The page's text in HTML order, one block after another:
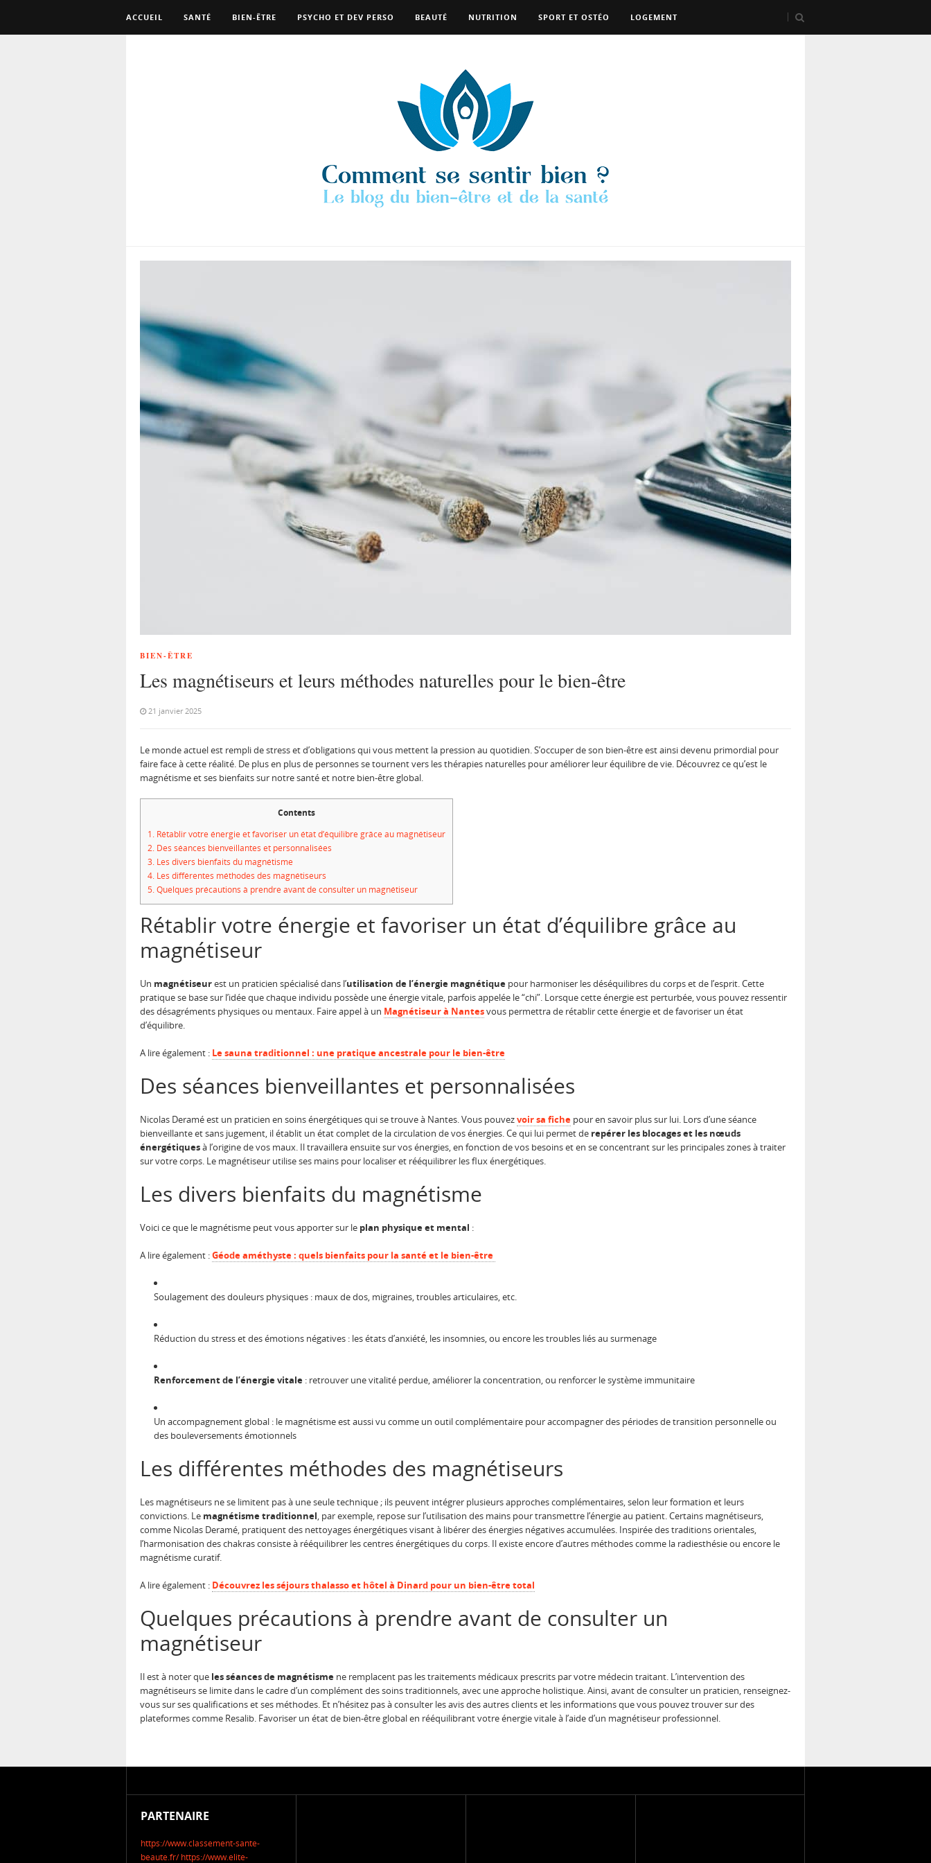
ACCUEIL SANTÉ BIEN-ÊTRE PSYCHO ET DEV PERSO BEAUTÉ NUTRITION SPORT ET OSTÉO LOGEMENT
BIEN-ÊTRE
Les magnétiseurs et leurs méthodes naturelles pour le bien-être
21 janvier 2025
Le monde actuel est rempli de stress et d’obligations qui vous mettent la pression au quotidien. S’occuper de son bien-être est ainsi devenu primordial pour
faire face à cette réalité. De plus en plus de personnes se tournent vers les thérapies naturelles pour améliorer leur équilibre de vie. Découvrez ce qu’est le
magnétisme et ses bienfaits sur notre santé et notre bien-être global.
Contents
1. Rétablir votre énergie et favoriser un état d’équilibre grâce au magnétiseur
2. Des séances bienveillantes et personnalisées
3. Les divers bienfaits du magnétisme
4. Les différentes méthodes des magnétiseurs
5.Quelques précautions à prendre avant de consulter un magnétiseur
Rétablir votre énergie et favoriser un état d’équilibre grâce au
magnétiseur
Un magnétiseurest un praticien spécialisé dans l’utilisation de l’énergie magnétique pour harmoniser les déséquilibres du corps et de l’esprit. Cette
pratique se base sur l’idée que chaque individu possède une énergie vitale, parfois appelée le “chi”. Lorsque cette énergie est perturbée, vous pouvez ressentir
des désagréments physiques ou mentaux. Faire appel à un Magnétiseur à Nantesvous permettra de rétablir cette énergie et de favoriser un état
d’équilibre.
A lire également : Le sauna traditionnel : une pratique ancestrale pour le bien-être
Des séances bienveillantes et personnalisées
Nicolas Deramé est un praticien en soins énergétiques qui se trouve à Nantes. Vous pouvezvoir sa fiche pour en savoir plus sur lui. Lors d’une séance
bienveillante et sans jugement, il établit un état complet de la circulation de vos énergies. Ce qui lui permet de repérer les blocages et les nœuds
énergétiquesà l’origine de vos maux. Il travaillera ensuite sur vos énergies, en fonction de vos besoins et en se concentrant sur les principales zones à traiter
sur votre corps. Le magnétiseur utilise ses mains pour localiser et rééquilibrer les flux énergétiques.
Les divers bienfaits du magnétisme
Voici ce que le magnétisme peut vous apporter sur le plan physique et mental :
A lire également :Géode améthyste : quels bienfaits pour la santé et le bien-être
Soulagement des douleurs physiques : maux de dos, migraines, troubles articulaires, etc.
Réduction du stress et des émotions négatives : les états d’anxiété, les insomnies, ou encore les troubles liés au surmenage
Renforcement de l’énergie vitale : retrouver une vitalité perdue, améliorer la concentration, ou renforcer le système immunitaire
Un accompagnement global : le magnétisme est aussi vu comme un outil complémentaire pour accompagner des périodes de transition personnelle ou
des bouleversements émotionnels
Les différentes méthodes des magnétiseurs
Les magnétiseurs ne se limitent pas à une seule technique ; ils peuvent intégrer plusieurs approches complémentaires, selon leur formation et leurs
convictions. Le magnétisme traditionnel, par exemple, repose sur l’utilisation des mains pour transmettre l’énergie au patient. Certains magnétiseurs,
comme Nicolas Deramé, pratiquent des nettoyages énergétiques visant à libérer des énergies négatives accumulées. Inspirée des traditions orientales,
l’harmonisation des chakras consiste à rééquilibrer les centres énergétiques du corps. Il existe encore d’autres méthodes comme la radiesthésie ou encore le
magnétisme curatif.
A lire également : Découvrez les séjours thalasso et hôtel à Dinard pour un bien-être total
Quelques précautions à prendre avant de consulter un
magnétiseur
Il est à noter que les séances de magnétisme ne remplacent pas les traitements médicaux prescrits par votre médecin traitant. L’intervention des
magnétiseurs se limite dans le cadre d’un complément des soins traditionnels, avec une approche holistique. Ainsi, avant de consulter un praticien, renseignez-
vous sur ses qualifications et ses méthodes. Et n’hésitez pas à consulter les avis des autres clients et les informations que vous pouvez trouver sur des
plateformes comme Resalib. Favoriser un état de bien-être global en rééquilibrant votre énergie vitale à l’aide d’un magnétiseur professionnel.
PARTENAIRE
https://www.classement-sante-
beaute.fr/ https://www.elite-